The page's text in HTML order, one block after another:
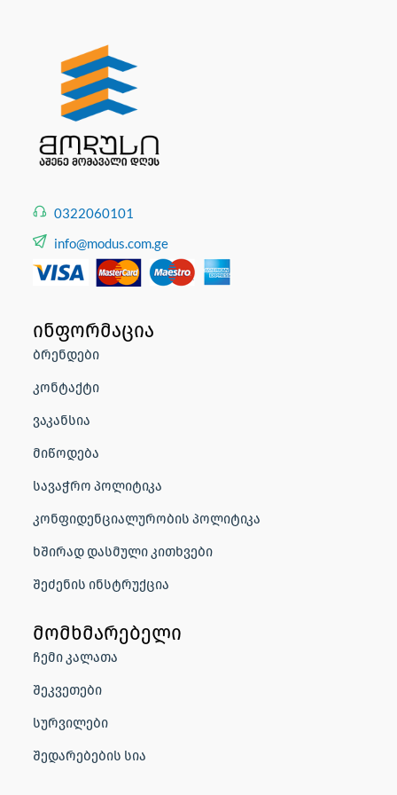
0322060101
info@modus.com.ge
ინფორმაცია
ბრენდები
კონტაქტი
ვაკანსია
მიწოდება
სავაჭრო პოლიტიკა
კონფიდენციალურობის პოლიტიკა
ხშირად დასმული კითხვები
შეძენის ინსტრუქცია
მომხმარებელი
ჩემი კალათა
შეკვეთები
სურვილები
შედარებების სია